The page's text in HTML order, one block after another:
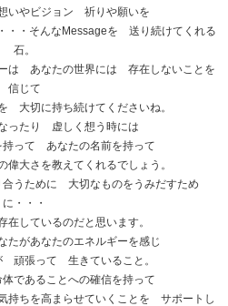
やビジョン 祈りや願いを
・そんなMessageを 送り続けてくれる
石。
は あなたの世界には 存在しないことを
信じて
大切に持ち続けてくださいね。
ったり 虚しく想う時には
って あなたの名前を持って
偉大さを教えてくれるでしょう。
うために 大切なものをうみだすため
に・・・
しているのだと思います。
があなたのエネルギーを感じ
頑張って 生きていること。
であることへの確信を持って
ちを高まらせていくことを サポートし